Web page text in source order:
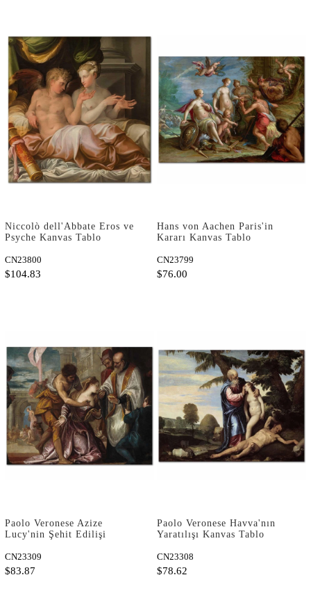
Niccolò dell'Abbate Eros ve
Psyche Kanvas Tablo
CN23800
$104.83
Hans von Aachen Paris'in
Kararı Kanvas Tablo
CN23799
$76.00
Paolo Veronese Azize
Lucy'nin Şehit Edilişi
CN23309
$83.87
Paolo Veronese Havva'nın
Yaratılışı Kanvas Tablo
CN23308
$78.62